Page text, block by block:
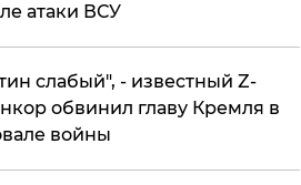
атаки ВСУ
слабый", - известный Z-
обвинил главу Кремля в
войны